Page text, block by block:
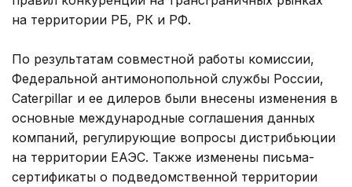
на территории РБ, РК и РФ.
По результатам совместной работы комиссии,
Федеральной антимонопольной службы России,
Caterpillar и ее дилеров были внесены изменения в
основные международные соглашения данных
компаний, регулирующие вопросы дистрибьюции
на территории ЕАЭС. Также изменены письма-
сертификаты о подведомственной территории